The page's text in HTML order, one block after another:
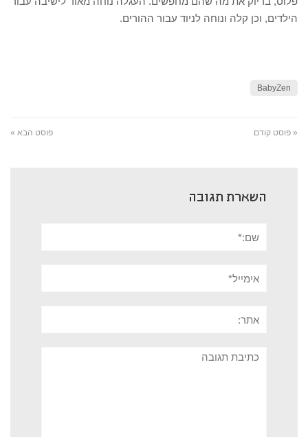
הילדים, וכן קלה ונוחה לניוד עבור ההורים.
BabyZen
« פוסט קודם פוסט הבא »
השארת תגובה